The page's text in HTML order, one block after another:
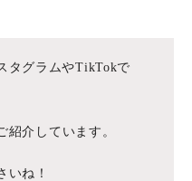
タグラムやTikTokで
紹介しています。
いね！